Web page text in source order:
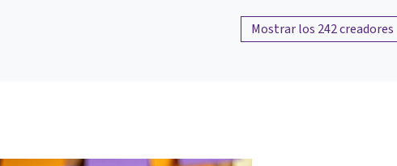
Mostrar los 242 creadores